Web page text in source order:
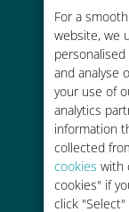
For a
website, we
and analyse
your use of
analytics
information
collected
cookies with
cookies" if
click